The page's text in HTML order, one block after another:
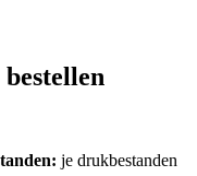
bestellen
je drukbestanden